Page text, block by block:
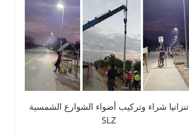
تنزانيا شراء وتركيب أضواء الشوارع الشمسية
SLZ